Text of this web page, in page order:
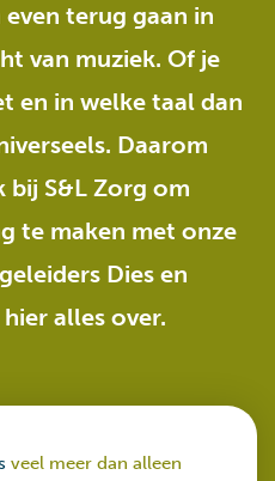
terug gaan in
van muziek. Of je
en in welke taal dan
Daarom
bij S&L Zorg om
te maken met onze
Dies en
alles over.
veel meer dan alleen